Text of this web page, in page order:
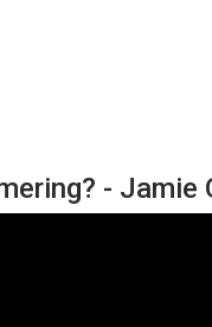
- Jamie